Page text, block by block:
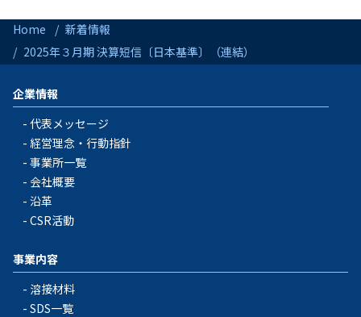
Home
新着情報
2025年３月期 決算短信〔日本基準〕（連結）
企業情報
代表メッセージ
経営理念・行動指針
事業所一覧
会社概要
沿革
CSR活動
事業内容
溶接材料
SDS一覧